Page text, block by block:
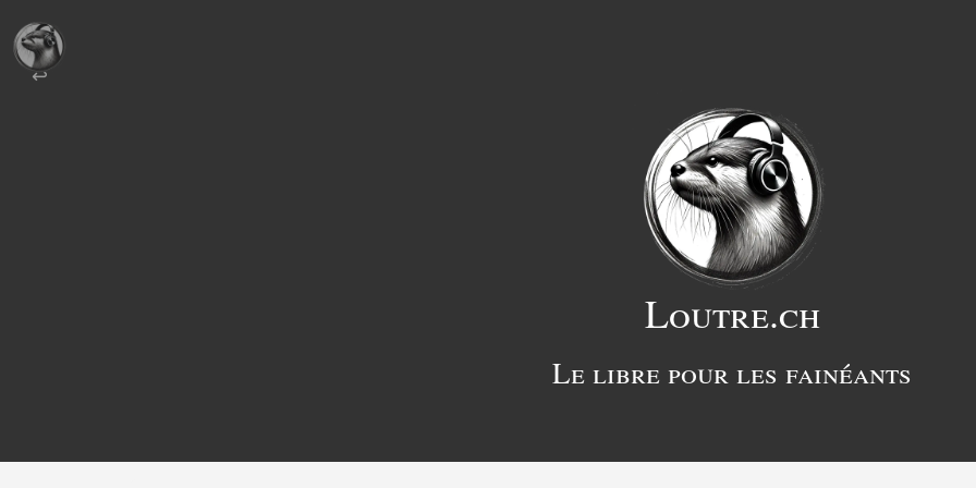
Loutre.ch
Le libre pour les fainéants